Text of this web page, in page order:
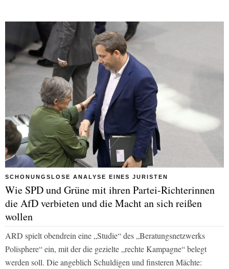
SCHONUNGSLOSE ANALYSE EINES JURISTEN
Wie SPD und Grüne mit ihren Partei-Richterinnen
die AfD verbieten und die Macht an sich reißen
wollen
ARD spielt obendrein eine „Studie“ des „Beratungsnetzwerks
Polisphere“ ein, mit der die gezielte „rechte Kampagne“ belegt
werden soll. Die angeblich Schuldigen und finsteren Mächte: